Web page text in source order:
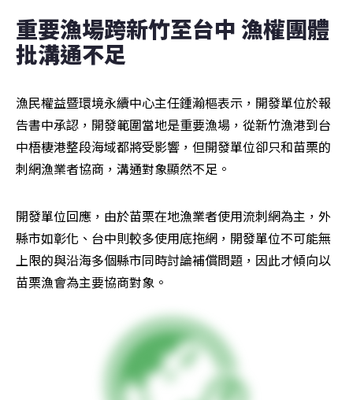
重要漁場跨新竹至台中 漁權團體
批溝通不足
漁民權益暨環境永續中心主任鍾瀚樞表示，開發單位於報
告書中承認，開發範圍當地是重要漁場，從新竹漁港到台
中梧棲港整段海域都將受影響，但開發單位卻只和苗栗的
刺網漁業者協商，溝通對象顯然不足。
開發單位回應，由於苗栗在地漁業者使用流刺網為主，外
縣市如彰化、台中則較多使用底拖網，開發單位不可能無
上限的與沿海多個縣市同時討論補償問題，因此才傾向以
苗栗漁會為主要協商對象。